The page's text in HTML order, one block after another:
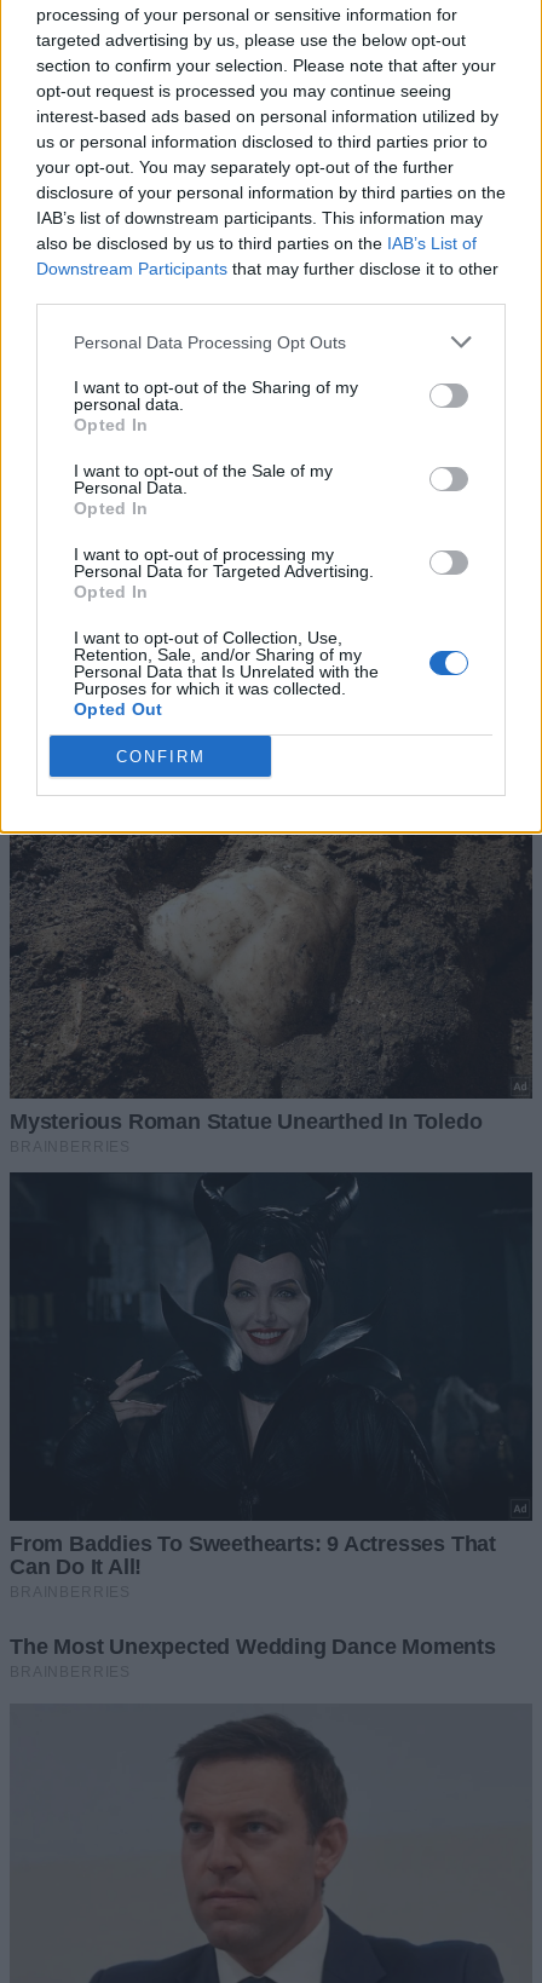
processing of your personal or sensitive information for
targeted advertising by us, please use the below opt-out
section to confirm your selection. Please note that after your
opt-out request is processed you may continue seeing
interest-based ads based on personal information utilized by
us or personal information disclosed to third parties prior to
your opt-out. You may separately opt-out of the further
disclosure of your personal information by third parties on the
IAB’s list of downstream participants. This information may
also be disclosed by us to third parties on the IAB’s List of
Downstream Participants that may further disclose it to other
Personal Data Processing Opt Outs
I want to opt-out of the Sharing of my
personal data.
Opted In
I want to opt-out of the Sale of my
Personal Data.
Opted In
I want to opt-out of processing my
Personal Data for Targeted Advertising.
Opted In
I want to opt-out of Collection, Use,
Retention, Sale, and/or Sharing of my
Personal Data that Is Unrelated with the
Purposes for which it was collected.
Opted Out
CONFIRM